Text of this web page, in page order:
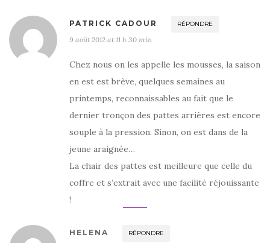
PATRICK CADOUR RÉPONDRE
9 août 2012 at 11 h 30 min
Chez nous on les appelle les mousses, la saison
en est est brève, quelques semaines au
printemps, reconnaissables au fait que le
dernier tronçon des pattes arrières est encore
souple à la pression. Sinon, on est dans de la
jeune araignée…
La chair des pattes est meilleure que celle du
coffre et s’extrait avec une facilité réjouissante
!
HELENA RÉPONDRE